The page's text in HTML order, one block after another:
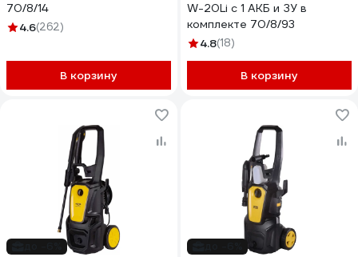
70/8/14
4.6(262)
В корзину
W-20Li с 1 АКБ и ЗУ в
комплекте 70/8/93
4.8(18)
В корзину